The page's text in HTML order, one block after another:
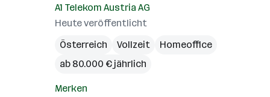
A1 Telekom Austria AG
Heute veröffentlicht
Österreich
Vollzeit
Homeoffice
ab 80.000 € jährlich
Merken